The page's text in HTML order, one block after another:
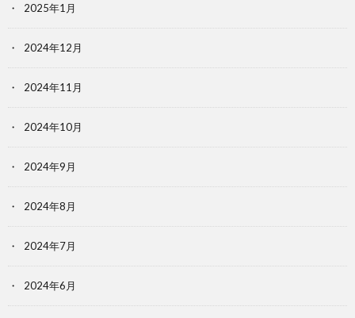
2025年1月
2024年12月
2024年11月
2024年10月
2024年9月
2024年8月
2024年7月
2024年6月